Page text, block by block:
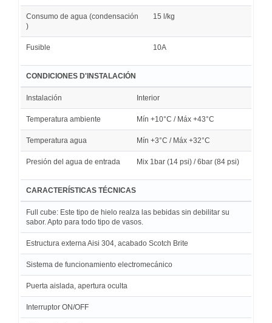
Consumo de agua (condensación
)
15 l/kg
Fusible 10A
CONDICIONES D'INSTALACIÓN
Instalación Interior
Temperatura ambiente Mín +10°C / Máx +43°C
Temperatura agua Mín +3°C / Máx +32°C
Presión del agua de entrada Mix 1bar (14 psi) / 6bar (84 psi)
CARACTERÍSTICAS TÉCNICAS
Full cube: Este tipo de hielo realza las bebidas sin debilitar su
sabor. Apto para todo tipo de vasos.
Estructura externa Aisi 304, acabado Scotch Brite
Sistema de funcionamiento electromecánico
Puerta aislada, apertura oculta
Interruptor ON/OFF